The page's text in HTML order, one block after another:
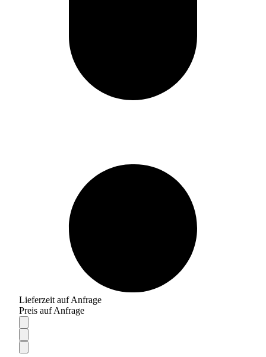
Lieferzeit auf Anfrage
Preis auf Anfrage